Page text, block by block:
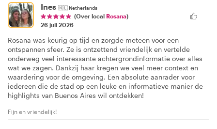
Ines 🇳🇱Netherlands
(Over local Rosana)
26 juli 2026
Rosana was keurig op tijd en zorgde meteen voor een
ontspannen sfeer. Ze is ontzettend vriendelijk en vertelde
onderweg veel interessante achtergrondinformatie over alles
wat we zagen. Dankzij haar kregen we veel meer context en
waardering voor de omgeving. Een absolute aanrader voor
iedereen die de stad op een leuke en informatieve manier de
highlights van Buenos Aires wil ontdekken!
Fijn en vriendelijk!